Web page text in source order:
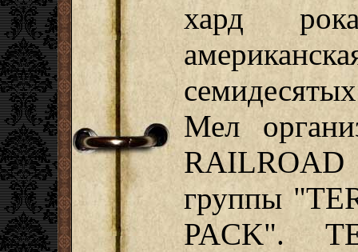
хард
Мел
RAILROAD
группы
PACK".